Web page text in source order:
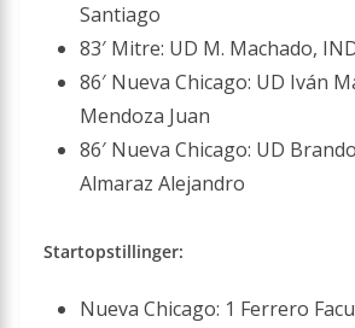
Santiago
83′ Mitre: UD M. Machado,
86′ Nueva Chicago: UD Iván
Mendoza Juan
86′ Nueva Chicago: UD
Almaraz Alejandro
Startopstillinger:
Nueva Chicago: 1 Ferrero